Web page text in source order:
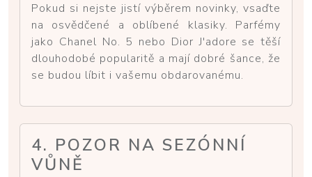
Pokud si nejste jistí výběrem novinky, vsaďte
na osvědčené a oblíbené klasiky. Parfémy
jako Chanel No. 5 nebo Dior J'adore se těší
dlouhodobé popularitě a mají dobré šance, že
se budou líbit i vašemu obdarovanému.
4. POZOR NA SEZÓNNÍ
VŮNĚ